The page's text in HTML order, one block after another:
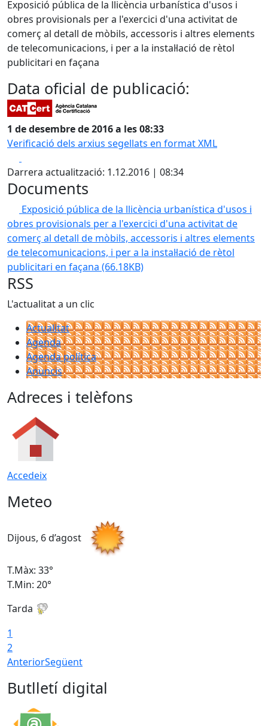
Exposició pública de la llicència urbanística d'usos i
obres provisionals per a l'exercici d'una activitat de
comerç al detall de mòbils, accessoris i altres elements
de telecomunicacions, i per a la instal·lació de rètol
publicitari en façana
Data oficial de publicació:
1 de desembre de 2016 a les 08:33
Verificació dels arxius segellats en format XML
Darrera actualització: 1.12.2016 | 08:34
Documents
Exposició pública de la llicència urbanística d'usos i
obres provisionals per a l'exercici d'una activitat de
comerç al detall de mòbils, accessoris i altres elements
de telecomunicacions, i per a la instal·lació de rètol
publicitari en façana (66.18KB)
RSS
L'actualitat a un clic
Actualitat
Agenda
Agenda política
Anuncis
Adreces i telèfons
Accedeix
Meteo
Dijous, 6 d’agost
T.Màx: 33°
T.Min: 20°
Tarda
1
2
AnteriorSegüent
Butlletí digital